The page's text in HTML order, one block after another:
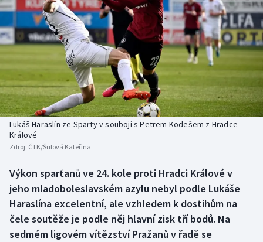
DALŠÍ SPORTY
Americký fotbal
Baseball a softbal
Basketbal
Biatlon
Boby a skeleton
Box
Curling
Dostihy
NEPŘEHLÉDNĚTE
Soutěže
Historické návraty
Aplikace ČT sport
AZ kvíz
Lukáš Haraslín ze Sparty v souboji s Petrem Kodešem z Hradce
Králové
Zdroj: ČTK/Šulová Kateřina
Výkon sparťanů ve 24. kole proti Hradci Králové v
jeho mladoboleslavském azylu nebyl podle Lukáše
Haraslína excelentní, ale vzhledem k dostihům na
čele soutěže je podle něj hlavní zisk tří bodů. Na
sedmém ligovém vítězství Pražanů v řadě se